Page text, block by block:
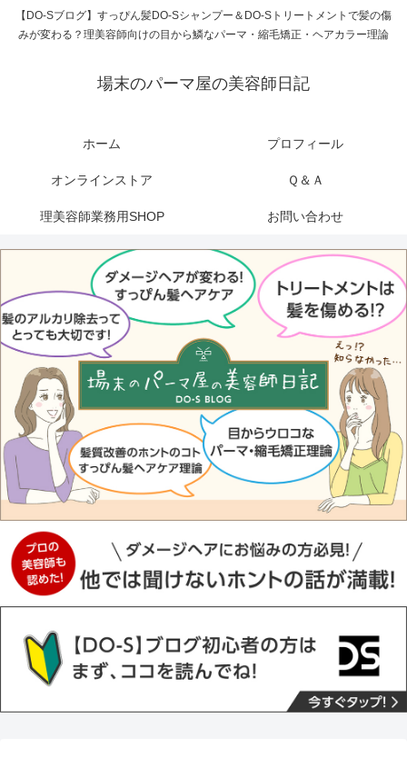
【DO-Sブログ】すっぴん髪DO-Sシャンプー＆DO-Sトリートメントで髪の傷
みが変わる？理美容師向けの目から鱗なパーマ・縮毛矯正・ヘアカラー理論
場末のパーマ屋の美容師日記
ホーム プロフィール
オンラインストア Ｑ＆Ａ
理美容師業務用SHOP お問い合わせ